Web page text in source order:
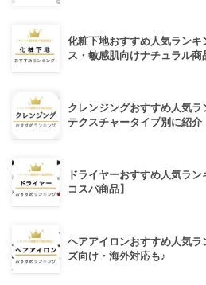
化粧下地おすすめ人気ラン
ス・敏感肌向けナチュラル商
クレンジングおすすめ人気
テクスチャータイプ別に紹介
ドライヤーおすすめ人気ラ
コスパ商品】
ヘアアイロンおすすめ人気
ズ向け・海外対応も♪